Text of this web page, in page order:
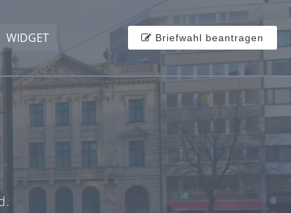
WIDGET Briefwahl beantragen